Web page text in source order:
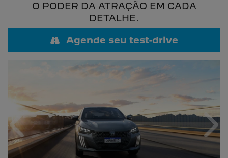
O PODER DA ATRAÇÃO EM CADA
DETALHE.
Agende seu test-drive
Anterior